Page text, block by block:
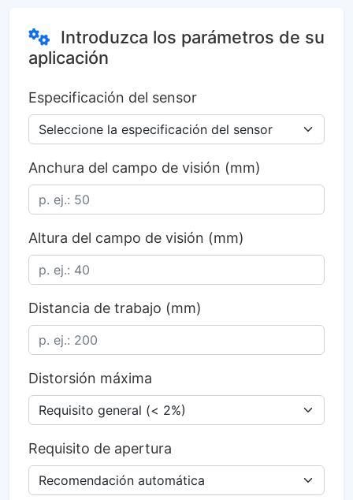
Introduzca los parámetros de su
aplicación
Especificación del sensor
Anchura del campo de visión (mm)
Altura del campo de visión (mm)
Distancia de trabajo (mm)
Distorsión máxima
Requisito de apertura